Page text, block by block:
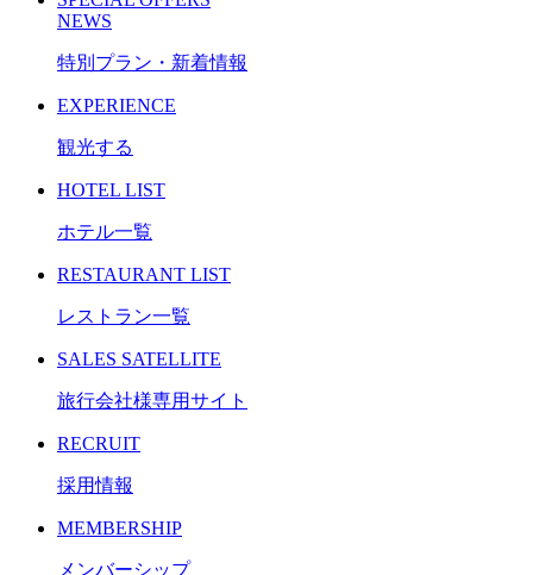
NEWS
特別プラン・新着情報
EXPERIENCE
観光する
HOTEL LIST
ホテル一覧
RESTAURANT LIST
レストラン一覧
SALES SATELLITE
旅行会社様専用サイト
RECRUIT
採用情報
MEMBERSHIP
メンバーシップ